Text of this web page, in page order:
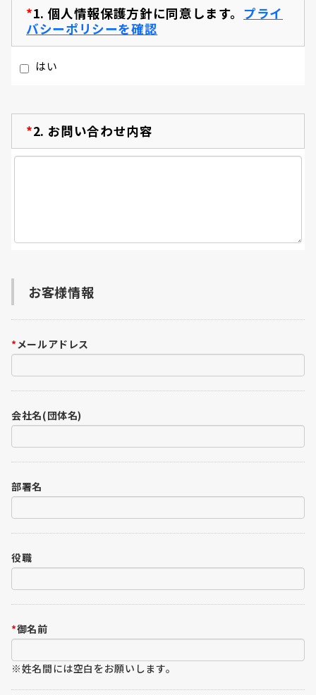
*1. 個人情報保護方針に同意します。 プライ
バシーポリシーを確認
はい
*2. お問い合わせ内容
お客様情報
*メールアドレス
会社名(団体名)
部署名
役職
*御名前
※姓名間には空白をお願いします。